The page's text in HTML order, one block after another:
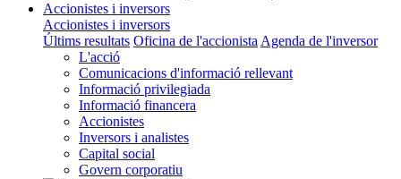
Accionistes i inversors
Accionistes i inversors
Últims resultats Oficina de l'accionista Agenda de l'inversor
L'acció
Comunicacions d'informació rellevant
Informació privilegiada
Informació financera
Accionistes
Inversors i analistes
Capital social
Govern corporatiu